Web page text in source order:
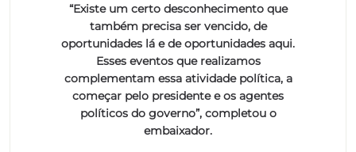
“Existe um certo desconhecimento que
também precisa ser vencido, de
oportunidades lá e de oportunidades aqui.
Esses eventos que realizamos
complementam essa atividade política, a
começar pelo presidente e os agentes
políticos do governo”, completou o
embaixador.